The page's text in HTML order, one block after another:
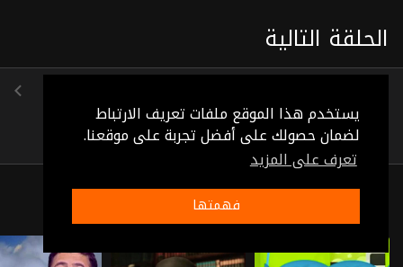
يستخدم هذا الموقع ملفات تعريف الارتباط
لضمان حصولك على أفضل تجربة على موقعنا.
تعرف على المزيد
فهمتها
الحلقة التالية
(0:12:43)